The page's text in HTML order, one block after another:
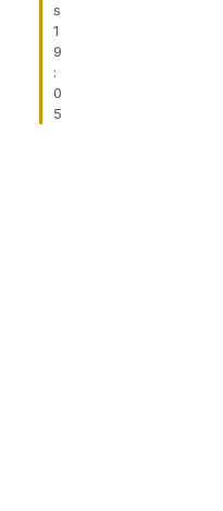
s
1
9
:
0
5